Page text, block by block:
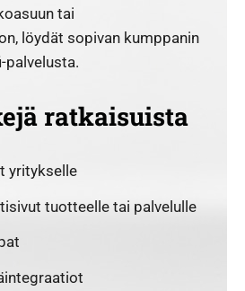
tai
löydät sopivan kumppanin
palvelusta.
ratkaisuista
yritykselle
tuotteelle tai palvelulle